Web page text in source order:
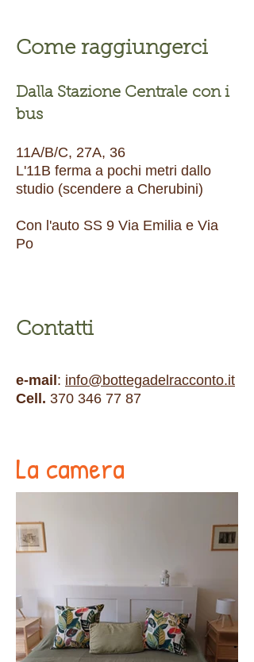
Come raggiungerci
Dalla Stazione Centrale con i
bus
11A/B/C, 27A, 36
L'11B ferma a pochi metri dallo
studio (scendere a Cherubini)
Con l'auto SS 9 Via Emilia e Via
Po
Contatti
e-mail : info@bottegadelracconto.it
Cell. 370 346 77 87
La camera